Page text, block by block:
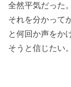
全然平気だった。
それを分かって
と何回か声をか
そうと信じたい。